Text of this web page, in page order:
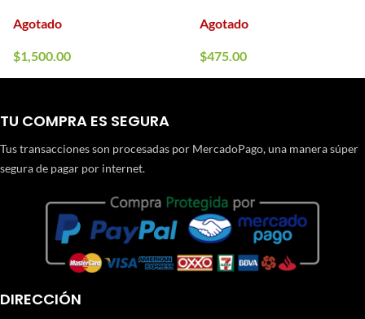
Agotado
$1,500.00
Agotado
$475.00
TU COMPRA ES SEGURA
Tus transacciones son procesadas por MercadoPago, una manera súper
segura de pagar por internet.
DIRECCIÓN